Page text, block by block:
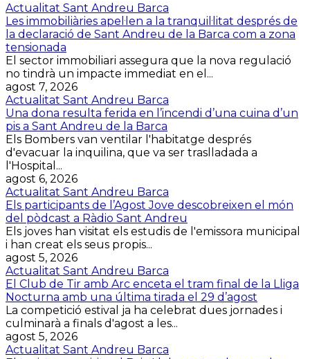
Actualitat Sant Andreu Barca
Les immobiliàries apel·len a la tranquil·litat després de
la declaració de Sant Andreu de la Barca com a zona
tensionada
El sector immobiliari assegura que la nova regulació
no tindrà un impacte immediat en el...
agost 7, 2026
Actualitat Sant Andreu Barca
Una dona resulta ferida en l’incendi d’una cuina d’un
pis a Sant Andreu de la Barca
Els Bombers van ventilar l'habitatge després
d'evacuar la inquilina, que va ser traslladada a
l'Hospital...
agost 6, 2026
Actualitat Sant Andreu Barca
Els participants de l’Agost Jove descobreixen el món
del pòdcast a Ràdio Sant Andreu
Els joves han visitat els estudis de l'emissora municipal
i han creat els seus propis...
agost 5, 2026
Actualitat Sant Andreu Barca
El Club de Tir amb Arc enceta el tram final de la Lliga
Nocturna amb una última tirada el 29 d’agost
La competició estival ja ha celebrat dues jornades i
culminarà a finals d'agost a les...
agost 5, 2026
Actualitat Sant Andreu Barca